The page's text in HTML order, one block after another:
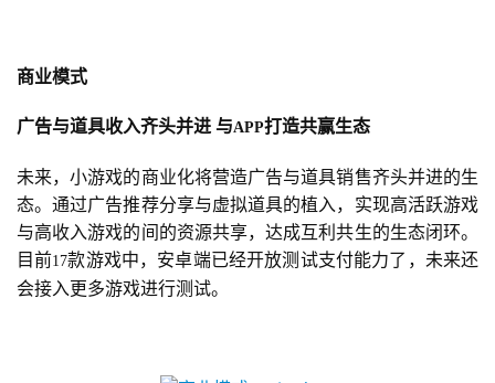
月
日
游
茶
商业模式
广告与道具收入齐头并进 与APP打造共赢生态
未来，小游戏的商业化将营造广告与道具销售齐头并进的生
态。通过广告推荐分享与虚拟道具的植入，实现高活跃游戏
与高收入游戏的间的资源共享，达成互利共生的生态闭环。
目前17款游戏中，安卓端已经开放测试支付能力了，未来还
会接入更多游戏进行测试。